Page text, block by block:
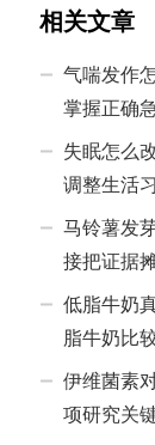
相关文章
气喘发作
掌握正确
失眠怎么
调整生活
马铃薯发
接把证据
低脂牛奶
脂牛奶比
伊维菌素
项研究关